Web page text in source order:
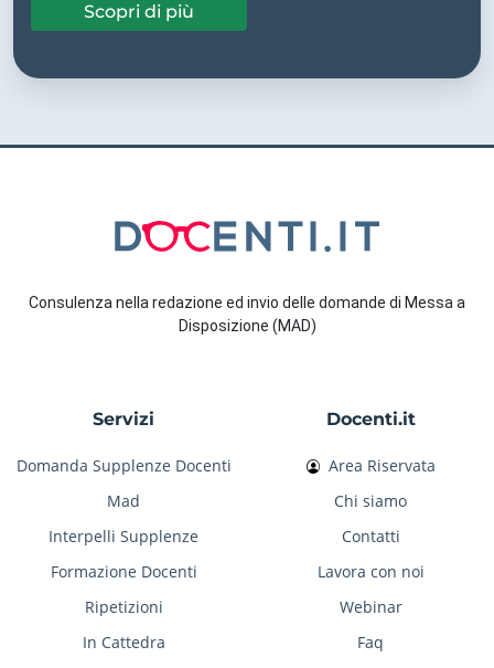
Scopri di più
Consulenza nella redazione ed invio delle domande di Messa a
Disposizione (MAD)
Servizi
Domanda Supplenze Docenti
Mad
Interpelli Supplenze
Formazione Docenti
Ripetizioni
In Cattedra
Docenti.it
Area Riservata
Chi siamo
Contatti
Lavora con noi
Webinar
Faq